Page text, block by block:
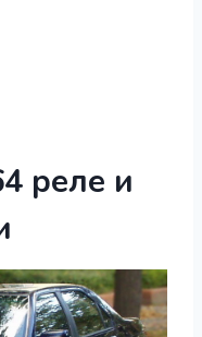
реле и